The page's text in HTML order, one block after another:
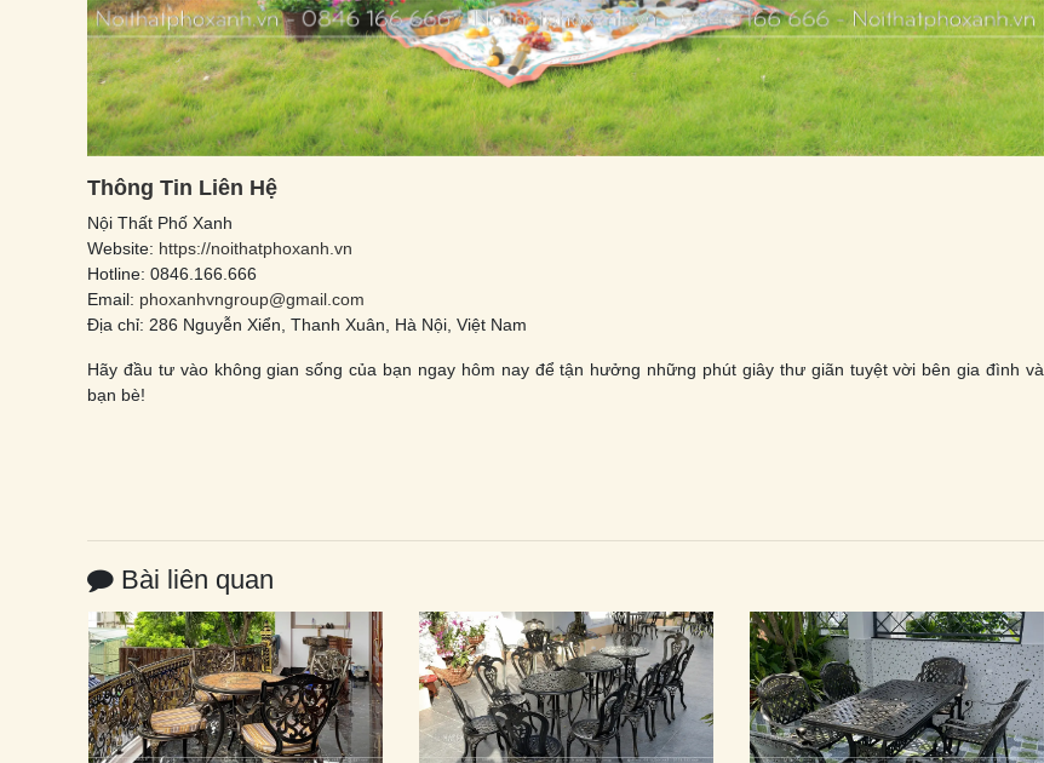
Thông Tin Liên Hệ
Nội Thất Phố Xanh
Website: https://noithatphoxanh.vn
Hotline: 0846.166.666
Email: phoxanhvngroup@gmail.com
Địa chỉ: 286 Nguyễn Xiển, Thanh Xuân, Hà Nội, Việt Nam
Hãy đầu tư vào không gian sống của bạn ngay hôm nay để tận hưởng những phút giây thư giãn tuyệt vời bên gia đình và
bạn bè!
Bài liên quan